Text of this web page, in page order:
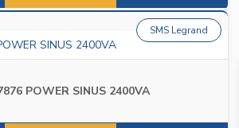
POWER SINUS 2400VA
SMS Legrand